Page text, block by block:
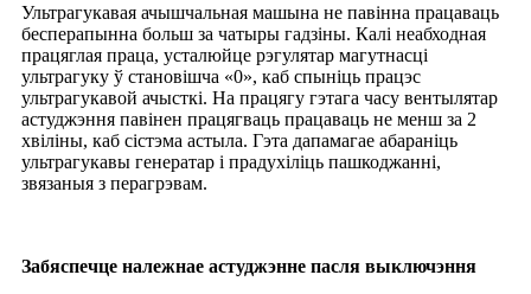
Ультрагукавая ачышчальная машына не павінна працаваць
бесперапынна больш за чатыры гадзіны. Калі неабходная
працяглая праца, усталюйце рэгулятар магутнасці
ультрагуку ў становішча «0», каб спыніць працэс
ультрагукавой ачысткі. На працягу гэтага часу вентылятар
астуджэння павінен працягваць працаваць не менш за 2
хвіліны, каб сістэма астыла. Гэта дапамагае абараніць
ультрагукавы генератар і прадухіліць пашкоджанні,
звязаныя з перагрэвам.
Забяспечце належнае астуджэнне пасля выключэння